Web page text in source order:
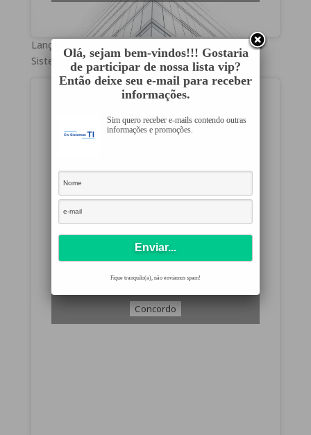
Lançamento e-Book Curso Básico Desenvolva Seu
Sistema REF 1001
Concordo
Olá, sejam bem-vindos!!! Gostaria
de participar de nossa lista vip?
Então deixe seu e-mail para receber
informações.
Sim quero receber e-mails contendo outras
informações e promoções.
Fique tranquilo(a), não enviamos spam!